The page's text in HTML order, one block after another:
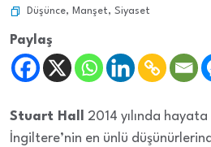
Düşünce, Manşet, Siyaset
Paylaş
Stuart Hall
2014 yılında
İngiltere’nin en ünlü